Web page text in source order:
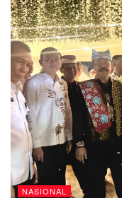
NASIONAL